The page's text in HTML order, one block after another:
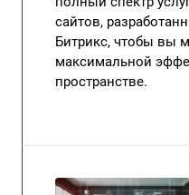
сайтов,
Битрикс, чтобы вы
максимальной
пространстве.